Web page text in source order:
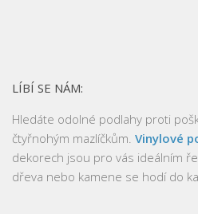
LÍBÍ SE NÁM:
Hledáte odolné podlahy proti
čtyřnohým mazlíčkům. Vinylové
dekorech jsou pro vás ideálním
dřeva nebo kamene se hodí do